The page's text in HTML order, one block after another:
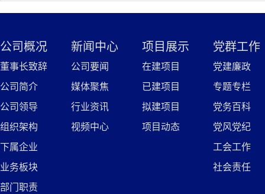
公司概况
董事长致辞
公司简介
公司领导
组织架构
下属企业
业务板块
部门职责
新闻中心
公司要闻
媒体聚焦
行业资讯
视频中心
项目展示
在建项目
已建项目
拟建项目
项目动态
党群工作
党建廉政
专题专栏
党务百科
党风党纪
工会工作
社会责任